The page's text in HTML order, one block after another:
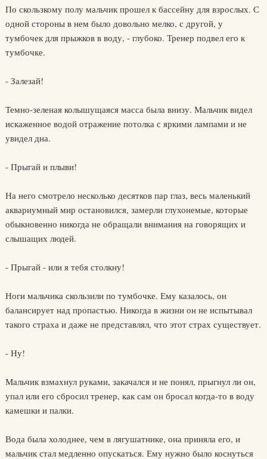
По скользкому полу мальчик прошел к бассейну для взрослых. С
одной стороны в нем было довольно мелко, с другой, у
тумбочек для прыжков в воду, - глубоко. Тренер подвел его к
тумбочке.
- Залезай!
Темно-зеленая колышущаяся масса была внизу. Мальчик видел
искаженное водой отражение потолка с яркими лампами и не
увидел дна.
- Прыгай и плыви!
На него смотрело несколько десятков пар глаз, весь маленький
аквариумный мир остановился, замерли глухонемые, которые
обыкновенно никогда не обращали внимания на говорящих и
слышащих людей.
- Прыгай - или я тебя столкну!
Ноги мальчика скользили по тумбочке. Ему казалось, он
балансирует над пропастью. Никогда в жизни он не испытывал
такого страха и даже не представлял, что этот страх существует.
- Ну!
Мальчик взмахнул руками, закачался и не понял, прыгнул ли он,
упал или его сбросил тренер, как сам он бросал когда-то в воду
камешки и палки.
Вода была холоднее, чем в лягушатнике, она приняла его, и
мальчик стал медленно опускаться. Ему нужно было коснуться